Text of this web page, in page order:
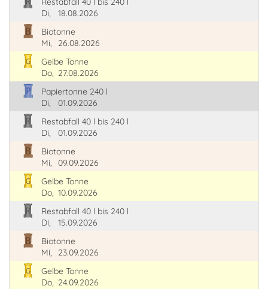
Di,
18.08.2026
Biotonne
Mi,
26.08.2026
Gelbe Tonne
Do, 27.08.2026
Papiertonne 240 l
Di,
01.09.2026
Restabfall 40 l bis 240 l
Di,
01.09.2026
Biotonne
Mi,
09.09.2026
Gelbe Tonne
Do, 10.09.2026
Restabfall 40 l bis 240 l
Di,
15.09.2026
Biotonne
Mi,
23.09.2026
Gelbe Tonne
Do, 24.09.2026